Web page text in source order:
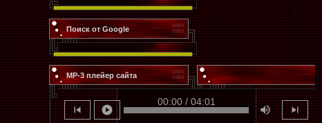
Поиск от Google
MP-3 плейер сайта
skip_previous play_circle
00:00 / 04:01
volume_up skip_next